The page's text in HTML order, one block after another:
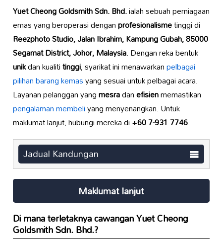
Yuet Cheong Goldsmith Sdn. Bhd.ialah sebuah perniagaan
emas yang beroperasi denganprofesionalismetinggi di
Reezphoto Studio, Jalan Ibrahim, Kampung Gubah, 85000
Segamat District, Johor, Malaysia. Dengan reka bentuk
unikdan kualititinggi, syarikat ini menawarkanpelbagai
pilihan barang kemasyang sesuai untuk pelbagai acara.
Layanan pelanggan yangmesradanefisienmemastikan
pengalaman membeliyang menyenangkan. Untuk
maklumat lanjut, hubungi mereka di+60 7-931 7746.
Jadual Kandungan
Maklumat lanjut
Di mana terletaknya cawanganYuet Cheong
Goldsmith Sdn. Bhd.?